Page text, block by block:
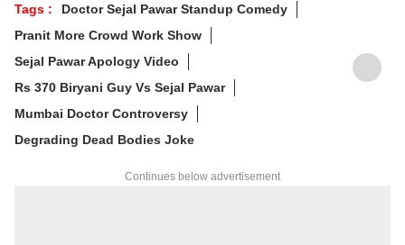
Tags :
Doctor Sejal Pawar Standup Comedy
Pranit More Crowd Work Show
Sejal Pawar Apology Video
Rs 370 Biryani Guy Vs Sejal Pawar
Mumbai Doctor Controversy
Degrading Dead Bodies Joke
Continues below advertisement